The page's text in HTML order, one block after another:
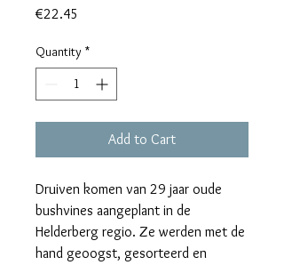
€22.45
Quantity *
Add to Cart
Druiven komen van 29 jaar oude
bushvines aangeplant in de
Helderberg regio. Ze werden met de
hand geoogst, gesorteerd en